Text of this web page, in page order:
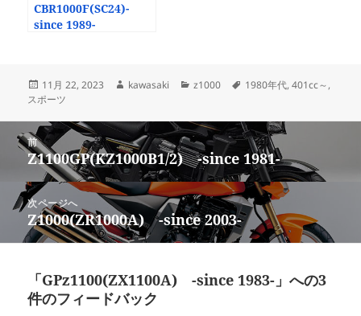
CBR1000F(SC24)-
since 1989-
投
稿
11月 22, 2023
作
kawasaki
カ
リ
ー
z1000
タ
1980年代,401cc～,
スポーツ
シ
前
前
の
投
稿:
Z1100GP(KZ1000B1/2) -since 1981-
次ページへ
次
の
稿:
Z1000(ZR1000A) -since 2003-
「GPz1100(ZX1100A) -since 1983-」への3
件のフィードバック